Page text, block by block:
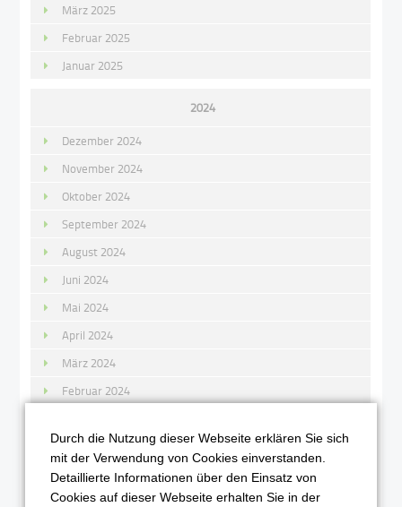
März 2025
Februar 2025
Januar 2025
2024
Dezember 2024
November 2024
Oktober 2024
September 2024
August 2024
Juni 2024
Mai 2024
April 2024
März 2024
Februar 2024
2023
Dezember 2023
Durch die Nutzung dieser Webseite erklären Sie sich
mit der Verwendung von Cookies einverstanden.
Detaillierte Informationen über den Einsatz von
Cookies auf dieser Webseite erhalten Sie in der